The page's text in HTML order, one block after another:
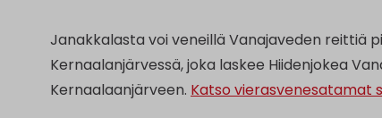
Janakkalasta voi veneillä Vanajaveden reittiä
Kernaalanjärvessä, joka laskee Hiidenjokea
Kernaalaanjärveen. Katso vierasvenesatamat